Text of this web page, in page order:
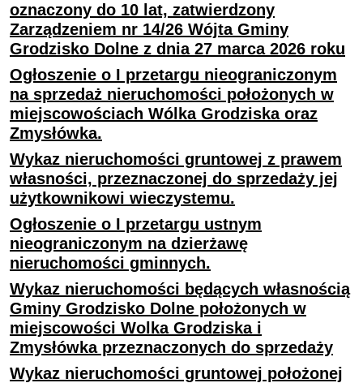
oznaczony do 10 lat, zatwierdzony
Zarządzeniem nr 14/26 Wójta Gminy
Grodzisko Dolne z dnia 27 marca 2026 roku
Ogłoszenie o I przetargu nieograniczonym
na sprzedaż nieruchomości położonych w
miejscowościach Wólka Grodziska oraz
Zmysłówka.
Wykaz nieruchomości gruntowej z prawem
własności, przeznaczonej do sprzedaży jej
użytkownikowi wieczystemu.
Ogłoszenie o I przetargu ustnym
nieograniczonym na dzierżawę
nieruchomości gminnych.
Wykaz nieruchomości będących własnością
Gminy Grodzisko Dolne położonych w
miejscowości Wolka Grodziska i
Zmysłówka przeznaczonych do sprzedaży
Wykaz nieruchomości gruntowej położonej